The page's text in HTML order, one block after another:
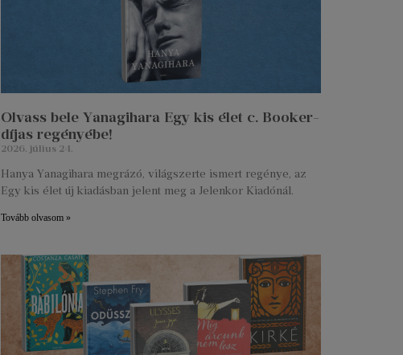
Olvass bele Yanagihara Egy kis élet c. Booker-
díjas regényébe!
2026. július 24.
Hanya Yanagihara megrázó, világszerte ismert regénye, az
Egy kis élet új kiadásban jelent meg a Jelenkor Kiadónál.
Tovább olvasom »